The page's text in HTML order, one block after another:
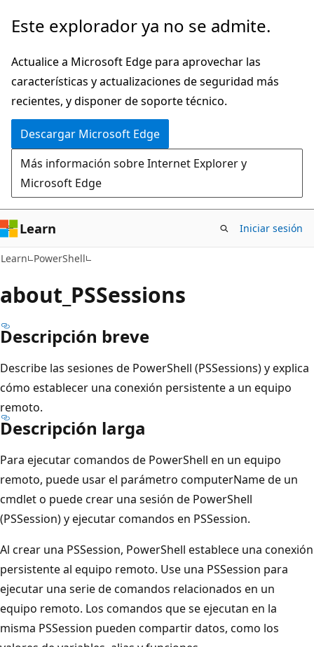
Ir
contenido
principal
Este explorador ya no se admite.
Actualice a Microsoft Edge para aprovechar las
características y actualizaciones de seguridad más
recientes, y disponer de soporte técnico.
Descargar Microsoft Edge
Más información sobre Internet Explorer y
Microsoft Edge
Learn Iniciar sesión
Learn PowerShell
about_PSSessions
Descripción breve
Describe las sesiones de PowerShell (PSSessions) y explica
cómo establecer una conexión persistente a un equipo
remoto.
Descripción larga
Para ejecutar comandos de PowerShell en un equipo
remoto, puede usar el parámetro computerNamede un
cmdlet o puede crear una sesión de PowerShell
(PSSession) y ejecutar comandos en PSSession.
Al crear una PSSession, PowerShell establece una conexión
persistente al equipo remoto. Use una PSSession para
ejecutar una serie de comandos relacionados en un
equipo remoto. Los comandos que se ejecutan en la
misma PSSession pueden compartir datos, como los